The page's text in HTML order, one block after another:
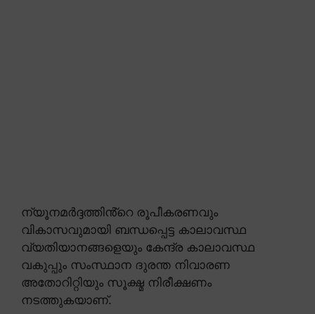
ന്യൂനമർദ്ദത്തിൻ്റെ രൂപീകരണവും
വികാസവുമായി ബന്ധപ്പെട്ട കാലാവസ്ഥ
വ്യതിയാനങ്ങളെയും കേന്ദ്ര കാലാവസ്ഥ
വകുപ്പും സംസ്ഥാന ദുരന്ത നിവാരണ
അതോറിറ്റിയും സൂക്ഷ്മ നിരീക്ഷണം
നടത്തുകയാണ്.